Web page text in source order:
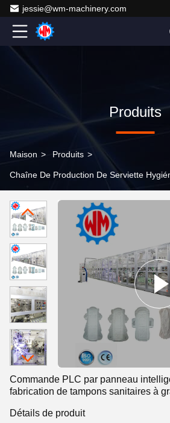
jessie@wm-machinery.com
Produits
Maison > Produits >
Chaîne De Production De Serviette
de fabrication de tampons sanitaires à
Commande PLC par panneau
fabrication de tampons sanitaires à
Détails de produit